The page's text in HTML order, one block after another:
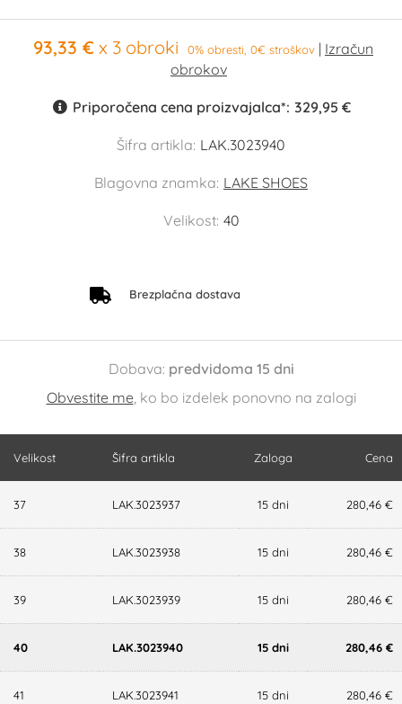
93,33 € x 3 obroki 0% obresti, 0€ stroškov
Priporočena cena proizvajalca*: 329,95 €
Šifra artikla: LAK.3023940
Blagovna znamka: LAKE SHOES
Velikost: 40
Brezplačna dostava
Dobava: predvidoma 15 dni
Obvestite me, ko bo izdelek ponovno na zalogi
Velikost Šifra artikla Zaloga Cena
37 LAK.3023937 15 dni 280,46 €
38 LAK.3023938 15 dni 280,46 €
39 LAK.3023939 15 dni 280,46 €
40 LAK.3023940 15 dni 280,46 €
41 LAK.3023941 15 dni 280,46 €